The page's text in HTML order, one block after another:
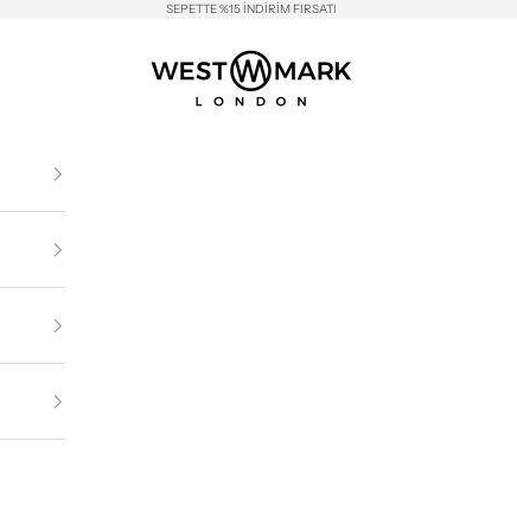
SEPETTE %15 İNDİRİM FIRSATI
Westmark London EU(TR) Store